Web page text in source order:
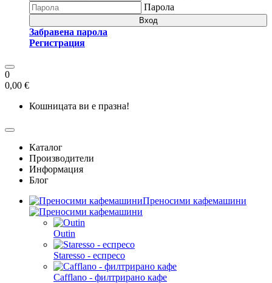
Парола
Вход
Забравена парола
Регистрация
0
0,00 €
Кошницата ви е празна!
Каталог
Производители
Информация
Блог
Преносими кафемашини
Outin
Staresso - еспресо
Cafflano - филтрирано кафе